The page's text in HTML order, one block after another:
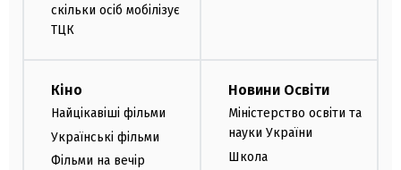
скільки осіб мобілізує
ТЦК
Кіно
Найцікавіші фільми
Українські фільми
Фільми на вечір
Новини Освіти
Міністерство освіти та
науки України
Школа